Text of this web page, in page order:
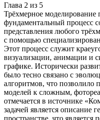
Глава 2 из 5
Трёхмерное моделирование
фундаментальный процесс
представления любого
с помощью
Этот процесс служит
визуализации, анимации и
графике. Исторически
было тесно связано с
алгоритмов, что позволило
моделей к сложным,
отмечается в источнике
задачей является описание
пространстве, что